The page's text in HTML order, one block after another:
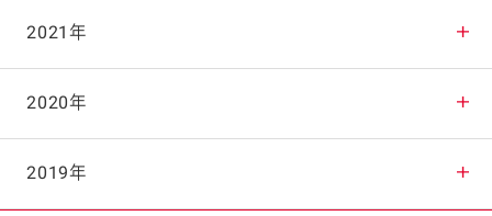
2025年9月
2025年8月
2025年7月
2024年10月
2024年9月
2024年8月
2023年11月
2023年10月
2023年9月
2022年12月
2022年11月
2022年10月
2021年
2021年12月
2021年11月
2020年
2020年12月
2019年